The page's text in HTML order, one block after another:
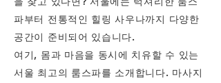
파부터 전통적인 힐링 사우나까지 다양한
공간이 준비되어 있습니다.
여기, 몸과 마음을 동시에 치유할 수 있는
서울 최고의 룸스파를 소개합니다. 마사지